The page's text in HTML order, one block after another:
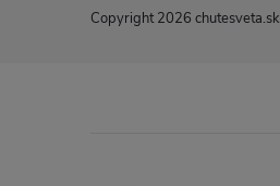
Copyright 2026 chutesveta.sk